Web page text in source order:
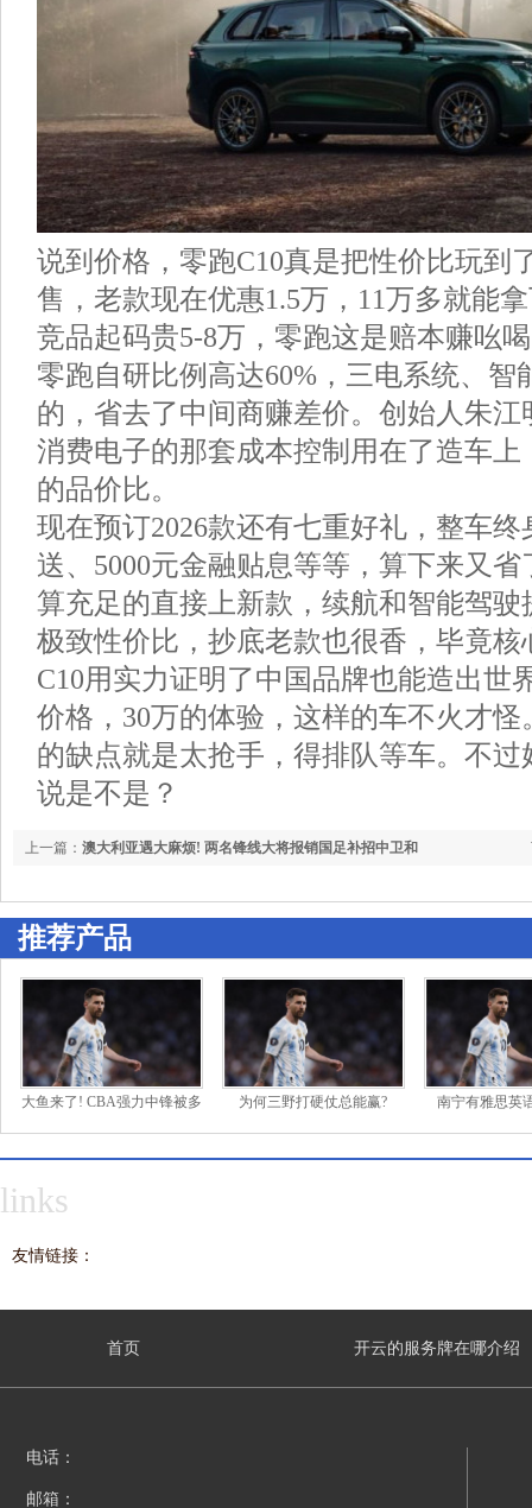
说到价格，零跑C10真是把性价比玩到
售，老款现在优惠1.5万，11万多就能
竞品起码贵5-8万，零跑这是赔本赚吆
零跑自研比例高达60%，三电系统、智
的，省去了中间商赚差价。创始人朱
消费电子的那套成本控制用在了造车
的品价比。
现在预订2026款还有七重好礼，整车
送、5000元金融贴息等等，算下来又
算充足的直接上新款，续航和智能驾
极致性价比，抄底老款也很香，毕竟
C10用实力证明了中国品牌也能造出世
价格，30万的体验，这样的车不火才
的缺点就是太抢手，得排队等车。不
说是不是？
上一篇： 澳大利亚遇大麻烦! 两名锋线大将报销国足补招中卫和
推荐产品
大鱼来了! CBA强力中锋被多 为何三野打硬仗总能赢? 南宁有雅思英
links
友情链接：
首页 开云的服务牌在哪介绍
电话：
邮箱：